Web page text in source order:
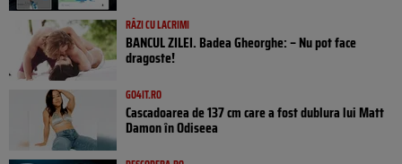
RÂZI CU LACRIMI
BANCUL ZILEI. Badea Gheorghe: – Nu pot face
dragoste!
GO4IT.RO
Cascadoarea de 137 cm care a fost dublura lui Matt
Damon în Odiseea